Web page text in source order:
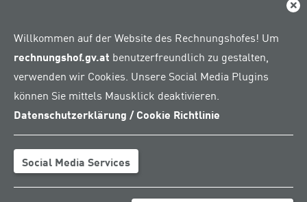
Willkommen auf der Website des Rechnungshofes! Um
rechnungshof.gv.at benutzerfreundlich zu gestalten,
verwenden wir Cookies. Unsere Social Media Plugins
können Sie mittels Mausklick deaktivieren.
Datenschutzerklärung / Cookie Richtlinie
Social Media Services
Lehre für Mädchen sowie für Jugendliche mit
Migrationshintergrund attraktiver machen
24. Juli 2026 – Absolventinnen und Absolventen
einer Lehre treten schneller in den
Arbeitsmarkt ein
Rechnungshof prüfte